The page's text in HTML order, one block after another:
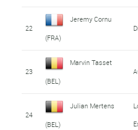
22
Jeremy Cornu
(FRA)
23
Marvin Tasset
(BEL)
24
Julian Mertens
(BEL)